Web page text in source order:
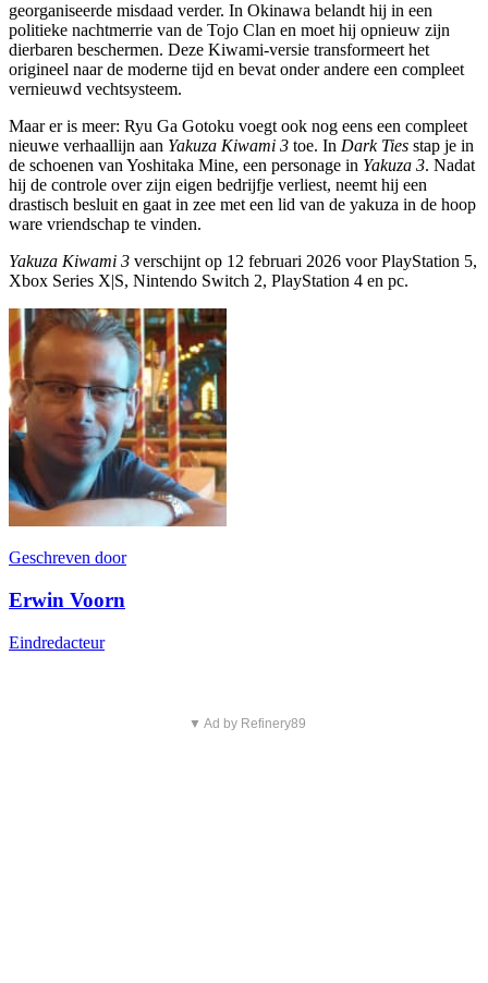
georganiseerde misdaad verder. In Okinawa belandt hij in een
politieke nachtmerrie van de Tojo Clan en moet hij opnieuw zijn
dierbaren beschermen. Deze Kiwami-versie transformeert het
origineel naar de moderne tijd en bevat onder andere een compleet
vernieuwd vechtsysteem.
Maar er is meer: Ryu Ga Gotoku voegt ook nog eens een compleet
nieuwe verhaallijn aan Yakuza Kiwami 3 toe. In Dark Ties stap je in
de schoenen van Yoshitaka Mine, een personage in Yakuza 3. Nadat
hij de controle over zijn eigen bedrijfje verliest, neemt hij een
drastisch besluit en gaat in zee met een lid van de yakuza in de hoop
ware vriendschap te vinden.
Yakuza Kiwami 3 verschijnt op 12 februari 2026 voor PlayStation 5,
Xbox Series X|S, Nintendo Switch 2, PlayStation 4 en pc.
Geschreven door
Erwin Voorn
Eindredacteur
▼ Ad by Refinery89